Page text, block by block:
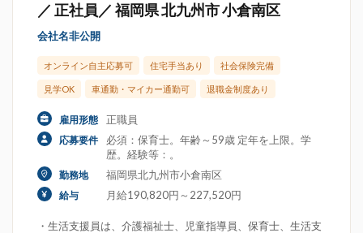
／ 正社員／ 福岡県 北九州市 小倉南区
会社名非公開
オンライン自主応募可 住宅手当あり 社会保険完備
見学OK 車通勤・マイカー通勤可 退職金制度あり
雇用形態 正職員
応募要件
必須：保育士。年齢～59歳 定年を上限。学
歴。経験等：。
勤務地 福岡県北九州市小倉南区
給与 月給190,820円～227,520円
・生活支援員は、介護福祉士、児童指導員、保育士、生活支